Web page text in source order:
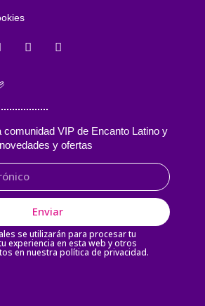
comunidad VIP de Encanto Latino y
y ofertas
Enviar
se utilizarán para procesar tu
experiencia en esta web y otros
en nuestra política de privacidad.